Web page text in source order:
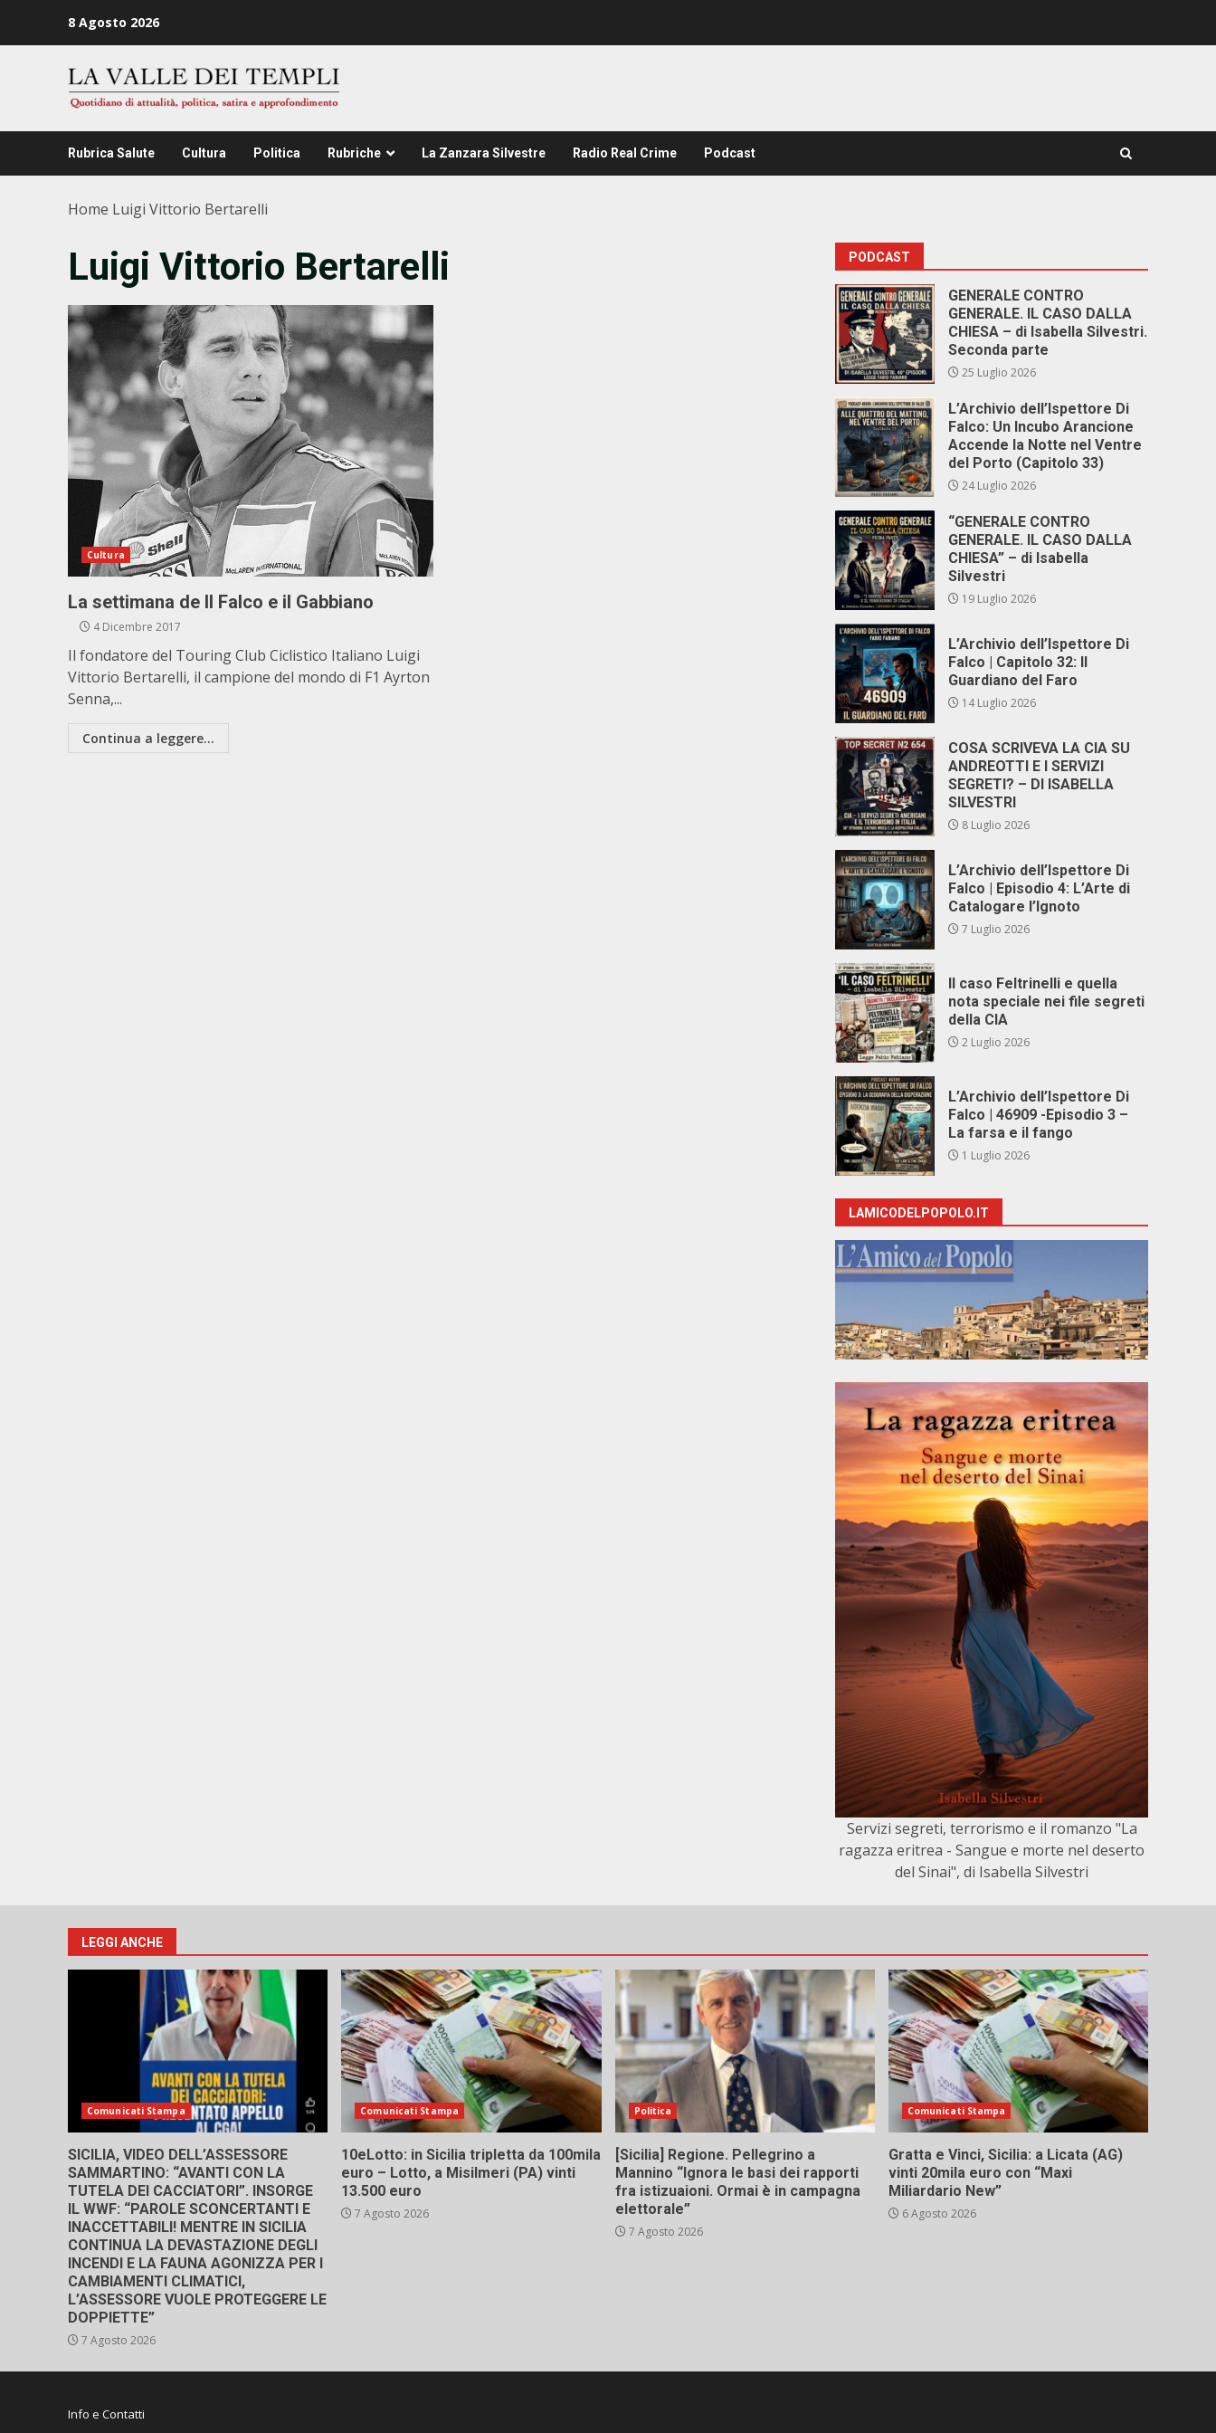
8 Agosto 2026
Rubrica Salute Cultura Politica Rubriche La Zanzara Silvestre Radio Real Crime Podcast
Home Luigi Vittorio Bertarelli
Luigi Vittorio Bertarelli
Cultura
La settimana de Il Falco e il Gabbiano
4 Dicembre 2017
Il fondatore del Touring Club Ciclistico Italiano Luigi
Vittorio Bertarelli, il campione del mondo di F1 Ayrton
Senna,...
Continua a leggere...
PODCAST
GENERALE CONTRO
GENERALE. IL CASO DALLA
CHIESA – di Isabella Silvestri.
Seconda parte
25 Luglio 2026
L’Archivio dell’Ispettore Di
Falco: Un Incubo Arancione
Accende la Notte nel Ventre
del Porto (Capitolo 33)
24 Luglio 2026
“GENERALE CONTRO
GENERALE. IL CASO DALLA
CHIESA” – di Isabella
Silvestri
19 Luglio 2026
L’Archivio dell’Ispettore Di
Falco | Capitolo 32: Il
Guardiano del Faro
14 Luglio 2026
COSA SCRIVEVA LA CIA SU
ANDREOTTI E I SERVIZI
SEGRETI? – DI ISABELLA
SILVESTRI
8 Luglio 2026
L’Archivio dell’Ispettore Di
Falco | Episodio 4: L’Arte di
Catalogare l’Ignoto
7 Luglio 2026
Il caso Feltrinelli e quella
nota speciale nei file segreti
della CIA
2 Luglio 2026
L’Archivio dell’Ispettore Di
Falco | 46909 -Episodio 3 –
La farsa e il fango
1 Luglio 2026
LAMICODELPOPOLO.IT
Servizi segreti, terrorismo e il romanzo "La
ragazza eritrea - Sangue e morte nel deserto
del Sinai", di Isabella Silvestri
LEGGI ANCHE
Comunicati Stampa
SICILIA, VIDEO DELL’ASSESSORE
SAMMARTINO: “AVANTI CON LA
TUTELA DEI CACCIATORI”. INSORGE
IL WWF: “PAROLE SCONCERTANTI E
INACCETTABILI! MENTRE IN SICILIA
CONTINUA LA DEVASTAZIONE DEGLI
INCENDI E LA FAUNA AGONIZZA PER I
CAMBIAMENTI CLIMATICI,
L’ASSESSORE VUOLE PROTEGGERE LE
DOPPIETTE”
7 Agosto 2026
Comunicati Stampa
10eLotto: in Sicilia tripletta da 100mila
euro – Lotto, a Misilmeri (PA) vinti
13.500 euro
7 Agosto 2026
Politica
[Sicilia] Regione. Pellegrino a
Mannino “Ignora le basi dei rapporti
fra istizuaioni. Ormai è in campagna
elettorale”
7 Agosto 2026
Comunicati Stampa
Gratta e Vinci, Sicilia: a Licata (AG)
vinti 20mila euro con “Maxi
Miliardario New”
6 Agosto 2026
Info e Contatti